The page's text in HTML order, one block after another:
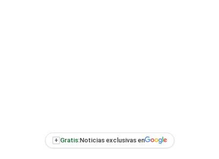
+ Gratis:Noticias exclusivas en